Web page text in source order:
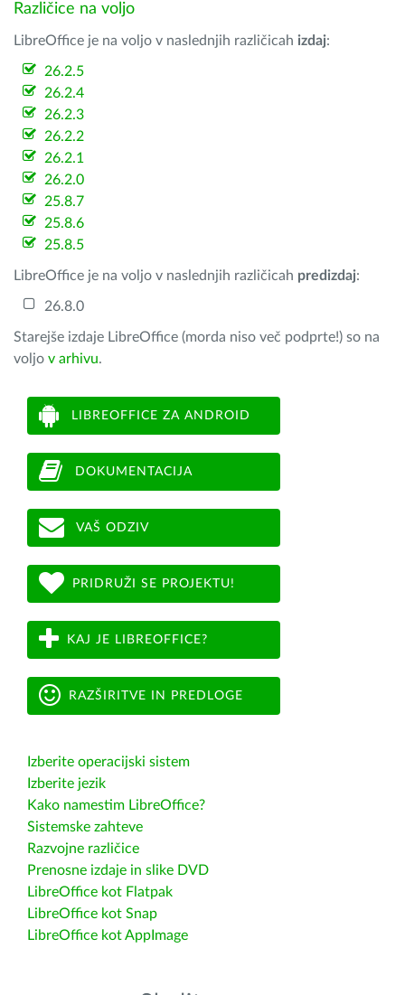
Različice na voljo
LibreOffice je na voljo v naslednjih različicah izdaj:
26.2.5
26.2.4
26.2.3
26.2.2
26.2.1
26.2.0
25.8.7
25.8.6
25.8.5
LibreOffice je na voljo v naslednjih različicah predizdaj:
26.8.0
Starejše izdaje LibreOffice (morda niso več podprte!) so na
voljo v arhivu.
LIBREOFFICE ZA ANDROID
DOKUMENTACIJA
VAŠ ODZIV
PRIDRUŽI SE PROJEKTU!
KAJ JE LIBREOFFICE?
RAZŠIRITVE IN PREDLOGE
Izberite operacijski sistem
Izberite jezik
Kako namestim LibreOffice?
Sistemske zahteve
Razvojne različice
Prenosne izdaje in slike DVD
LibreOffice kot Flatpak
LibreOffice kot Snap
LibreOffice kot AppImage